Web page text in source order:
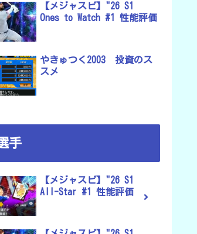
【メジャスピ】"26 S1
Ones to Watch #1 性能評価
やきゅつく2003 投資のス
スメ
手
【メジャスピ】"26 S1
All-Star #1 性能評価